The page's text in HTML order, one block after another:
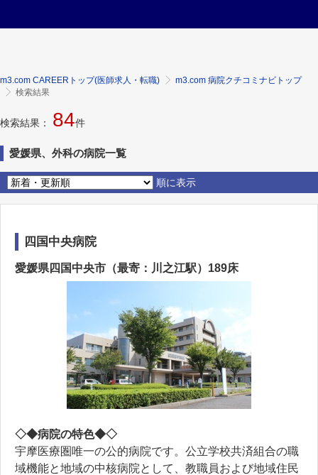
m3.com CAREERトップ(医師求人・転職)
m3.com 病院クチコミナビトップ
検索結果
検索結果： 84件
愛媛県、外科の病院一覧
順に表示
四国中央病院
愛媛県四国中央市（最寄：川之江駅）189床
◇◆病院の特色◆◇
宇摩医療圏唯一の公的病院です。公立学校共済組合の職
域機能と地域の中核病院として、教職員および地域住民